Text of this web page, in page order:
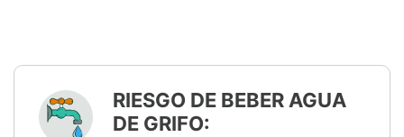
RIESGO DE BEBER AGUA
DE GRIFO: